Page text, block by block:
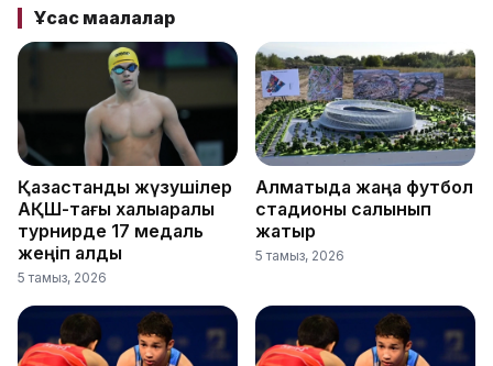
Ұқсас мақалалар
Қазақстандық жүзушілер
АҚШ-тағы халықаралық
турнирде 17 медаль
жеңіп алды
5 тамыз, 2026
Алматыда жаңа футбол
стадионы салынып
жатыр
5 тамыз, 2026